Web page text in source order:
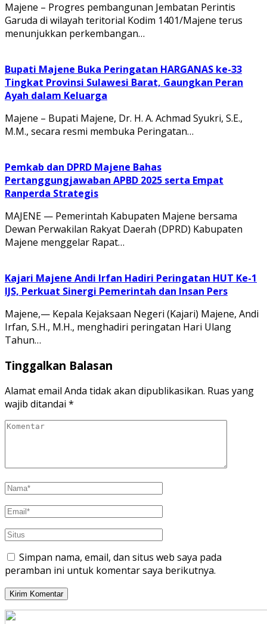
Majene – Progres pembangunan Jembatan Perintis
Garuda di wilayah teritorial Kodim 1401/Majene terus
menunjukkan perkembangan…
Bupati Majene Buka Peringatan HARGANAS ke-33
Tingkat Provinsi Sulawesi Barat, Gaungkan Peran
Ayah dalam Keluarga
Majene – Bupati Majene, Dr. H. A. Achmad Syukri, S.E.,
M.M., secara resmi membuka Peringatan…
Pemkab dan DPRD Majene Bahas
Pertanggungjawaban APBD 2025 serta Empat
Ranperda Strategis
MAJENE — Pemerintah Kabupaten Majene bersama
Dewan Perwakilan Rakyat Daerah (DPRD) Kabupaten
Majene menggelar Rapat…
Kajari Majene Andi Irfan Hadiri Peringatan HUT Ke-1
IJS, Perkuat Sinergi Pemerintah dan Insan Pers
Majene,— Kepala Kejaksaan Negeri (Kajari) Majene, Andi
Irfan, S.H., M.H., menghadiri peringatan Hari Ulang
Tahun…
Tinggalkan Balasan
Alamat email Anda tidak akan dipublikasikan. Ruas yang
wajib ditandai *
Simpan nama, email, dan situs web saya pada
peramban ini untuk komentar saya berikutnya.